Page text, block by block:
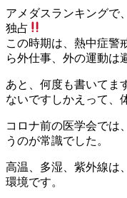
児
科
医
院
アメダスランキングで
独占
この時期は、熱中症警
ら外仕事、外の運動は
あと、何度も書いてま
ないですしかえって、
コロナ前の医学会では
うのが常識でした。
高温、多湿、紫外線は
環境です。